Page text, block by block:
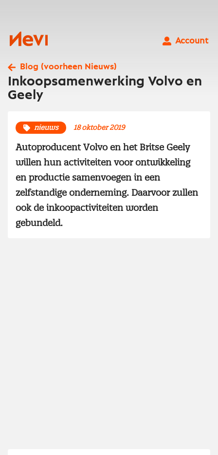
Nevi
Account
Blog (voorheen Nieuws)
Inkoopsamenwerking Volvo en
Geely
nieuws 18 oktober 2019
Autoproducent Volvo en het Britse Geely
willen hun activiteiten voor ontwikkeling
en productie samenvoegen in een
zelfstandige onderneming. Daarvoor zullen
ook de inkoopactiviteiten worden
gebundeld.